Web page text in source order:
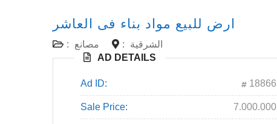
ارض للبيع مواد بناء فى العاشر
: مصانع :
الشرقية
AD DETAILS
Ad ID: 18866
Sale Price: 7.000.000